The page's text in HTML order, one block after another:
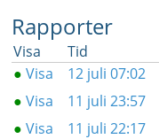
Rapporter
Visa Tid
● Visa 12 juli 07:02
● Visa 11 juli 23:57
● Visa 11 juli 22:17